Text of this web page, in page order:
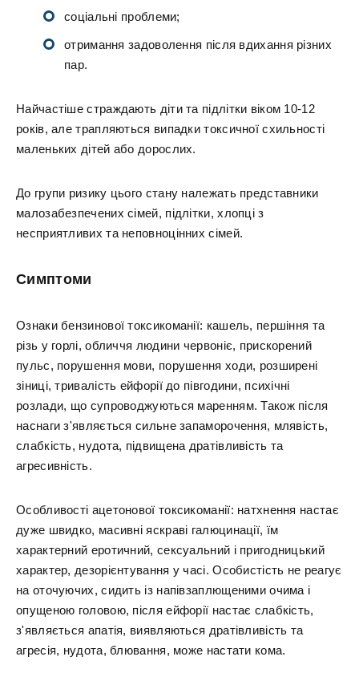
соціальні проблеми;
отримання задоволення після вдихання різних
пар.
Найчастіше страждають діти та підлітки віком 10-12
років, але трапляються випадки токсичної схильності
маленьких дітей або дорослих.
До групи ризику цього стану належать представники
малозабезпечених сімей, підлітки, хлопці з
несприятливих та неповноцінних сімей.
Симптоми
Ознаки бензинової токсикоманії: кашель, першіння та
різь у горлі, обличчя людини червоніє, прискорений
пульс, порушення мови, порушення ходи, розширені
зіниці, тривалість ейфорії до півгодини, психічні
розлади, що супроводжуються маренням. Також після
наснаги з'являється сильне запаморочення, млявість,
слабкість, нудота, підвищена дратівливість та
агресивність.
Особливості ацетонової токсикоманії: натхнення настає
дуже швидко, масивні яскраві галюцинації, їм
характерний еротичний, сексуальний і пригодницький
характер, дезорієнтування у часі. Особистість не реагує
на оточуючих, сидить із напівзаплющеними очима і
опущеною головою, після ейфорії настає слабкість,
з'являється апатія, виявляються дратівливість та
агресія, нудота, блювання, може настати кома.